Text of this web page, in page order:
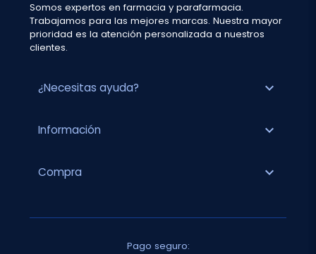
Somos expertos en farmacia y parafarmacia.
Trabajamos para las mejores marcas. Nuestra mayor
prioridad es la atención personalizada a nuestros
clientes.
¿Necesitas ayuda? expand_more
Información expand_more
Compra expand_more
Pago seguro: